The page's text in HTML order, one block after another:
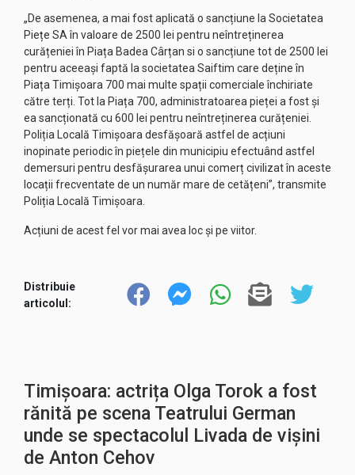
„De asemenea, a mai fost aplicată o sancțiune la Societatea
Piețe SA în valoare de 2500 lei pentru neîntreținerea
curățeniei în Piața Badea Cârțan si o sancțiune tot de 2500 lei
pentru aceeași faptă la societatea Saiftim care deține în
Piața Timișoara 700 mai multe spații comerciale închiriate
către terți. Tot la Piața 700, administratoarea pieței a fost și
ea sancționată cu 600 lei pentru neîntreținerea curățeniei.
Poliția Locală Timișoara desfășoară astfel de acțiuni
inopinate periodic în piețele din municipiu efectuând astfel
demersuri pentru desfășurarea unui comerț civilizat în aceste
locații frecventate de un număr mare de cetățeni”, transmite
Poliția Locală Timișoara.
Acțiuni de acest fel vor mai avea loc și pe viitor.
Distribuie
articolul:
Timișoara: actrița Olga Torok a fost
rănită pe scena Teatrului German
unde se spectacolul Livada de vişini
de Anton Cehov